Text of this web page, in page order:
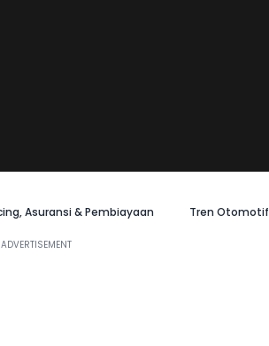
Asuransi & Pembiayaan Tren Otomotif